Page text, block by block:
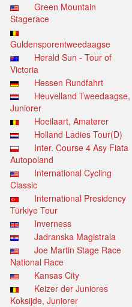
Green Mountain
Stagerace
Guldensporentweedaagse
Herald Sun - Tour of
Victoria
Hessen Rundfahrt
Heuvelland Tweedaagse,
Juniorer
Hoeilaart, Amatører
Holland Ladies Tour(D)
Inter. Course 4 Asy Fiata
Autopoland
International Cycling
Classic
International Presidency
Türkiye Tour
Inverness
Jadranska Magistrala
Joe Martin Stage Race
National Race
Kansas City
Keizer der Juniores
Koksijde, Juniorer